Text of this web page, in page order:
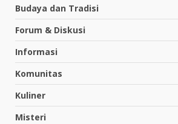
Budaya dan Tradisi
Forum & Diskusi
Informasi
Komunitas
Kuliner
Misteri